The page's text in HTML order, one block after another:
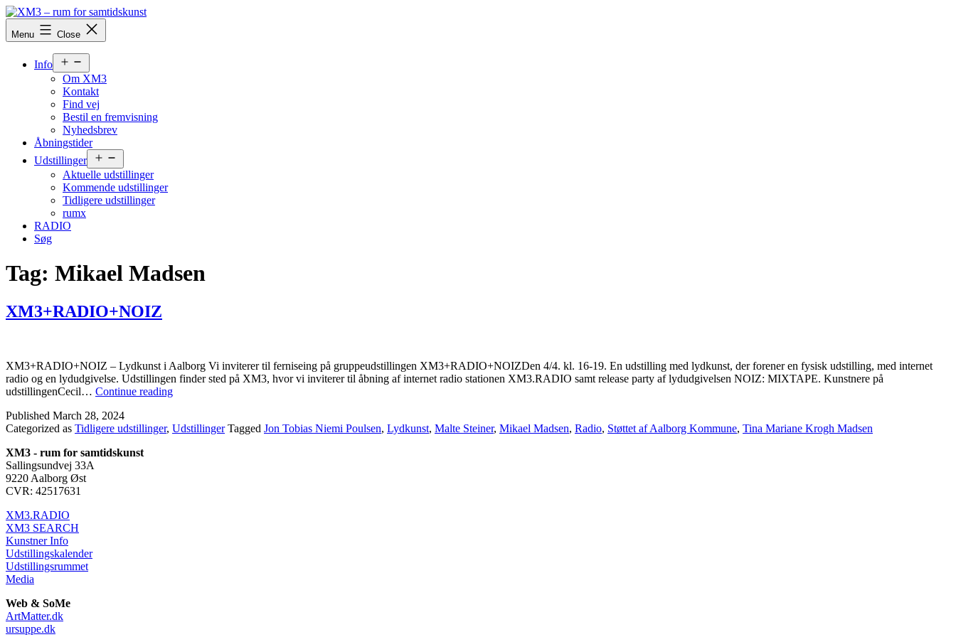
Skip
to
content
XM3
samtidskunst
Menu Close
Info
menu
Om XM3
Kontakt
Find vej
Bestil en fremvisning
Nyhedsbrev
Åbningstider
Udstillinger
menu
Aktuelle udstillinger
Kommende udstillinger
Tidligere udstillinger
rumx
RADIO
Søg
Tag: Mikael Madsen
XM3+RADIO+NOIZ
XM3+RADIO+NOIZ – Lydkunst i Aalborg Vi inviterer til ferniseing på gruppeudstillingen XM3+RADIO+NOIZDen 4/4. kl. 16-19. En udstilling med lydkunst, der forener en fysisk udstilling, med internet
radio og en lydudgivelse. Udstillingen finder sted på XM3, hvor vi inviterer til åbning af internet radio stationen XM3.RADIO samt release party af lydudgivelsen NOIZ: MIXTAPE. Kunstnere på
udstillingenCecil… Continue readingXM3+RADIO+NOIZ
Published March 28, 2024
Categorized as Tidligere udstillinger, Udstillinger Tagged Jon Tobias Niemi Poulsen, Lydkunst, Malte Steiner, Mikael Madsen, Radio, Støttet af Aalborg Kommune, Tina Mariane Krogh Madsen
XM3 - rum for samtidskunst
Sallingsundvej 33A
9220 Aalborg Øst
CVR: 42517631
XM3.RADIO
XM3 SEARCH
Kunstner Info
Udstillingskalender
Udstillingsrummet
Media
Web & SoMe
ArtMatter.dk
ursuppe.dk